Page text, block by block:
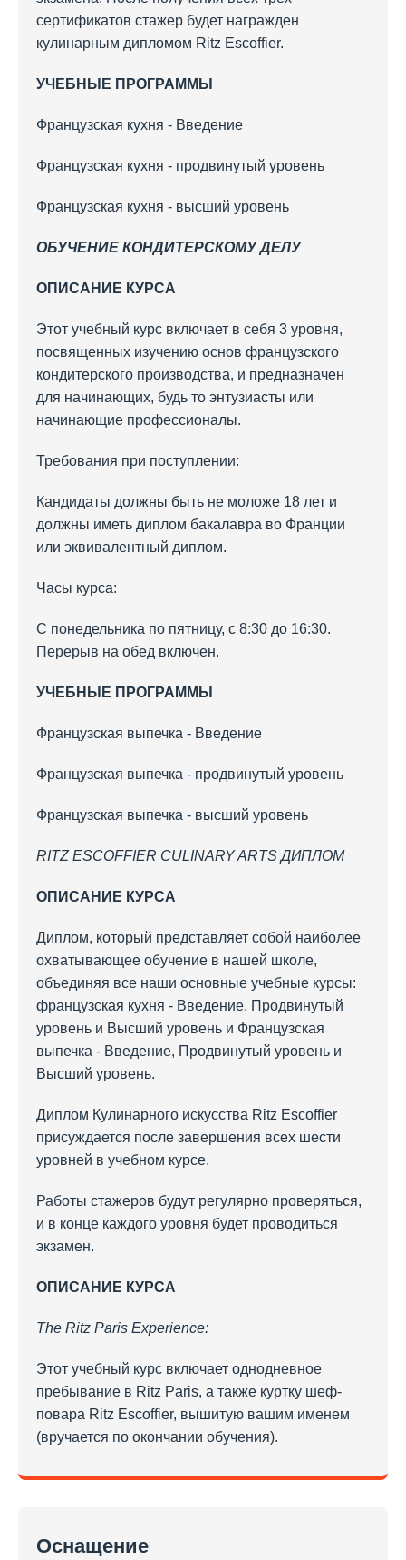
сертификатов стажер будет награжден
кулинарным дипломом Ritz Escoffier.
УЧЕБНЫЕ ПРОГРАММЫ
Французская кухня - Введение
Французская кухня - продвинутый уровень
Французская кухня - высший уровень
ОБУЧЕНИЕ КОНДИТЕРСКОМУ ДЕЛУ
ОПИСАНИЕ КУРСА
Этот учебный курс включает в себя 3 уровня,
посвященных изучению основ французского
кондитерского производства, и предназначен
для начинающих, будь то энтузиасты или
начинающие профессионалы.
Требования при поступлении:
Кандидаты должны быть не моложе 18 лет и
должны иметь диплом бакалавра во Франции
или эквивалентный диплом.
Часы курса:
С понедельника по пятницу, с 8:30 до 16:30.
Перерыв на обед включен.
УЧЕБНЫЕ ПРОГРАММЫ
Французская выпечка - Введение
Французская выпечка - продвинутый уровень
Французская выпечка - высший уровень
RITZESCOFFIER CULINARYARTS ДИПЛОМ
ОПИСАНИЕ КУРСА
Диплом, который представляет собой наиболее
охватывающее обучение в нашей школе,
объединяя все наши основные учебные курсы:
французская кухня - Введение, Продвинутый
уровень и Высший уровень и Французская
выпечка - Введение, Продвинутый уровень и
Высший уровень.
Диплом Кулинарного искусства Ritz Escoffier
присуждается после завершения всех шести
уровней в учебном курсе.
Работы стажеров будут регулярно проверяться,
и в конце каждого уровня будет проводиться
экзамен.
ОПИСАНИЕ КУРСА
The Ritz Paris Experience:
Этот учебный курс включает однодневное
пребывание в Ritz Paris, а также куртку шеф-
повара Ritz Escoffier, вышитую вашим именем
(вручается по окончании обучения).
Оснащение